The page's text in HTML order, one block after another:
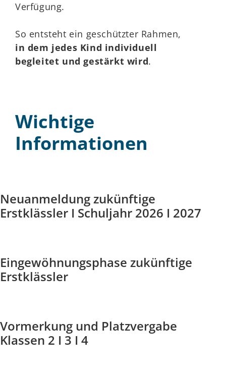
Verfügung.
So entsteht ein geschützter Rahmen,
in dem jedes Kind individuell
begleitet und gestärkt wird.
Wichtige
Informationen
Neuanmeldung zukünftige
Erstklässler I Schuljahr 2026 I 2027
Eingewöhnungsphase zukünftige
Erstklässler
Vormerkung und Platzvergabe
Klassen 2 I 3 I 4